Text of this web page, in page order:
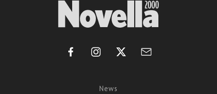
News